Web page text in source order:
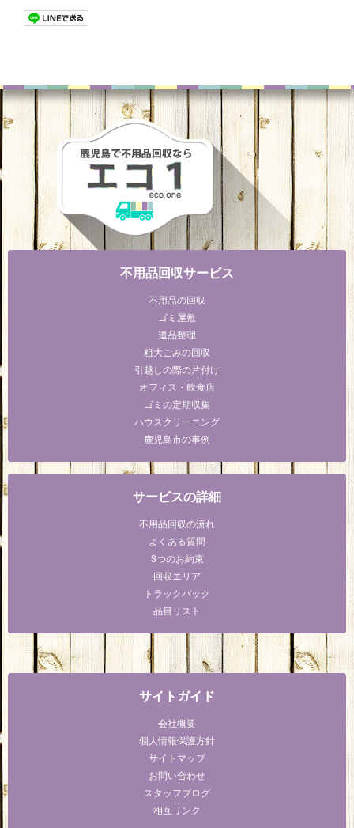
不用品回収サービス
不用品の回収
ゴミ屋敷
遺品整理
粗大ごみの回収
引越しの際の片付け
オフィス・飲食店
ゴミの定期収集
ハウスクリーニング
鹿児島市の事例
サービスの詳細
不用品回収の流れ
よくある質問
3つのお約束
回収エリア
トラックパック
品目リスト
サイトガイド
会社概要
個人情報保護方針
サイトマップ
お問い合わせ
スタッフブログ
相互リンク